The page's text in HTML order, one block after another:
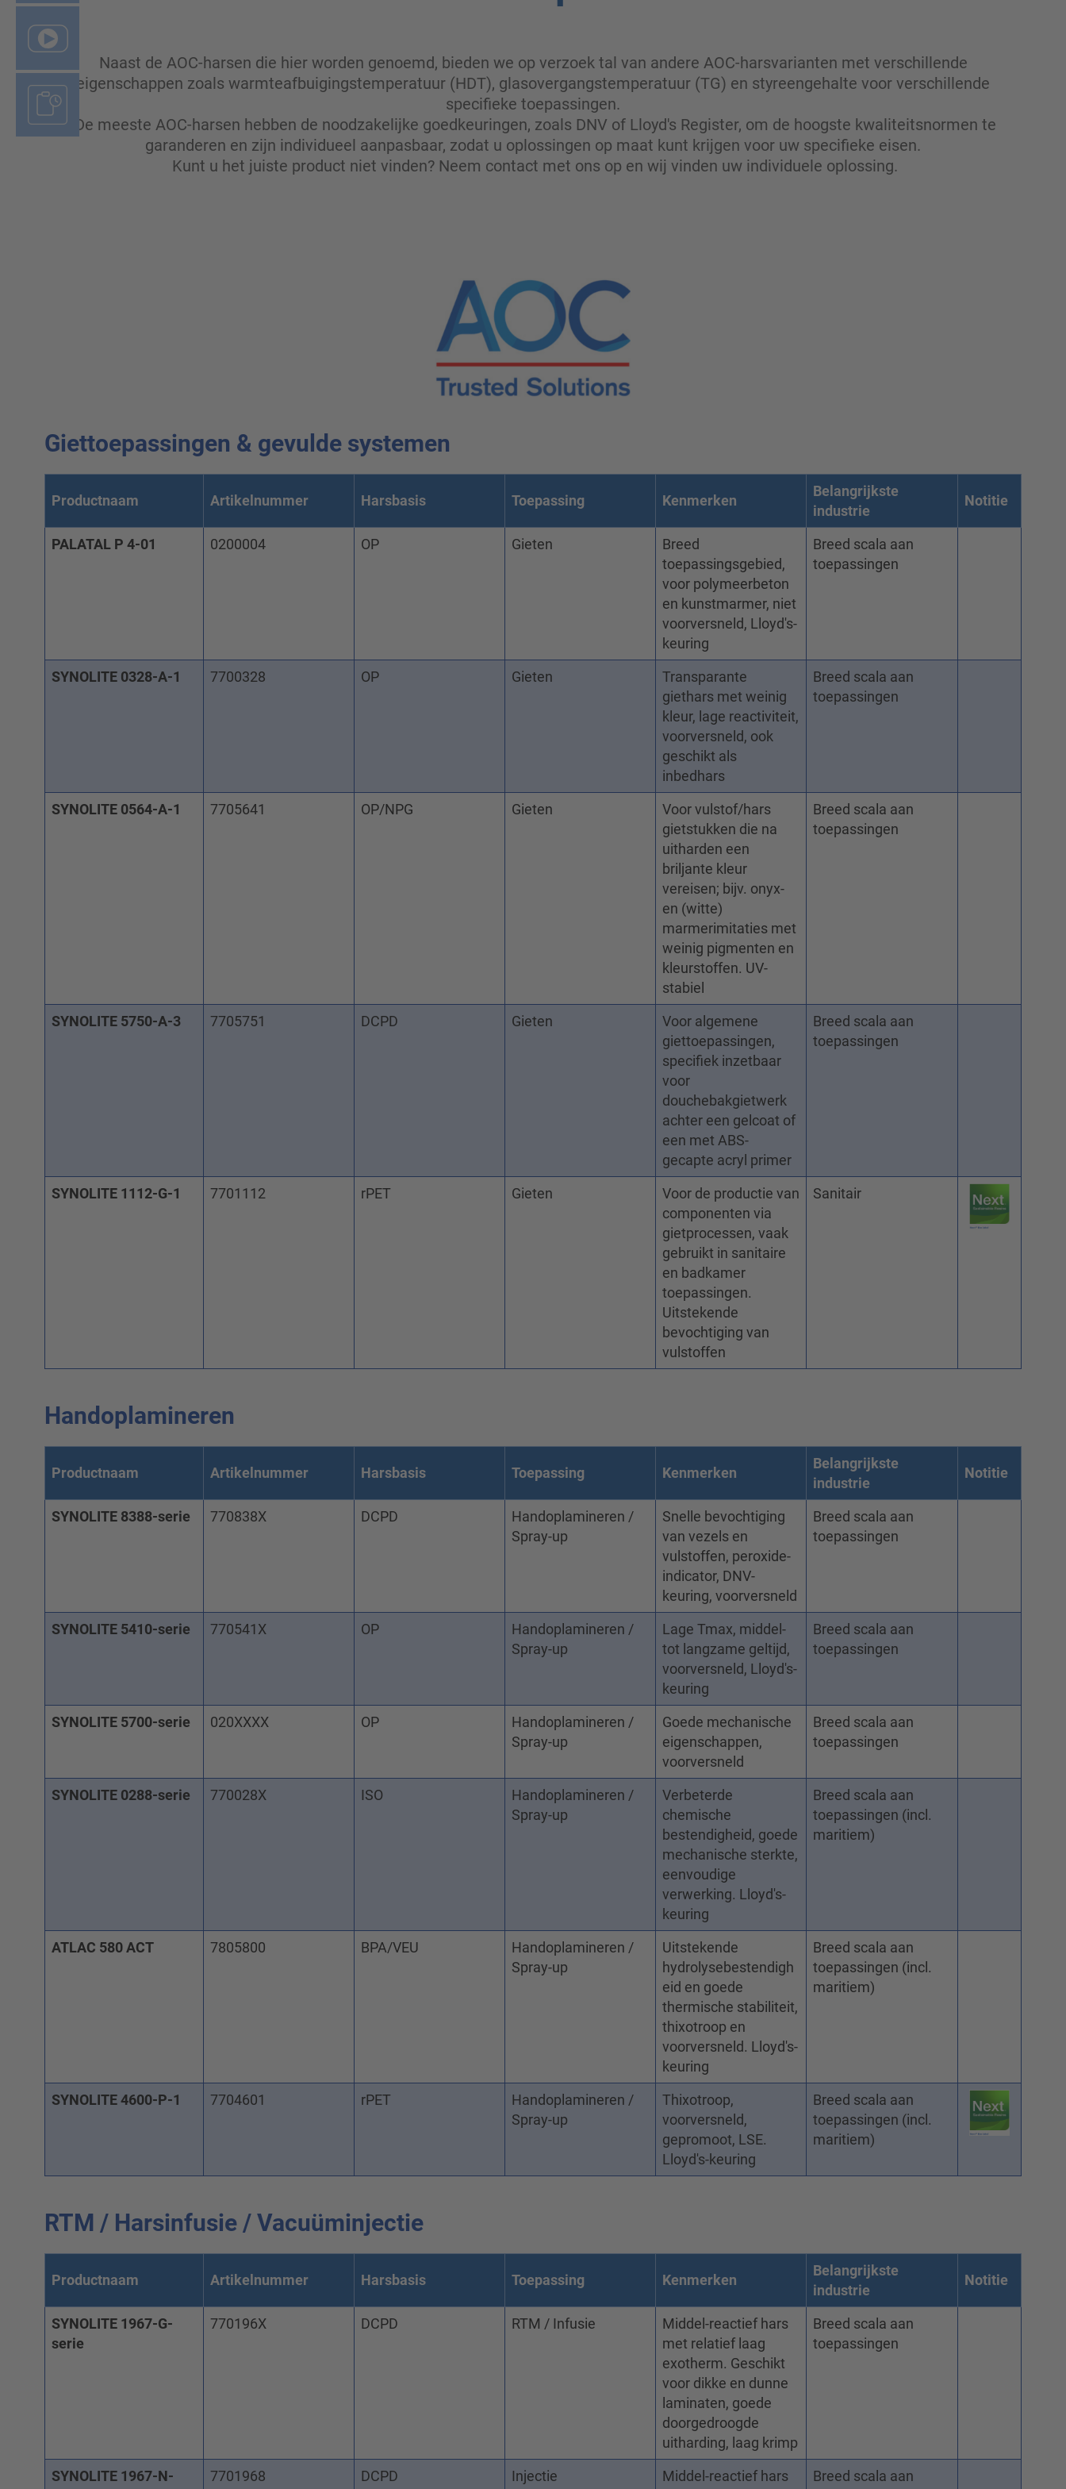
Naast de AOC-harsen die hier worden genoemd, bieden we op verzoek tal van andere AOC-harsvarianten met verschillende
eigenschappen zoals warmteafbuigingstemperatuur (HDT), glasovergangstemperatuur (TG) en styreengehalte voor verschillende
specifieke toepassingen.
De meeste AOC-harsen hebben de noodzakelijke goedkeuringen, zoals DNV of Lloyd's Register, om de hoogste kwaliteitsnormen te
garanderen en zijn individueel aanpasbaar, zodat u oplossingen op maat kunt krijgen voor uw specifieke eisen.
Kunt u het juiste product niet vinden? Neem contact met ons op en wij vinden uw individuele oplossing.
Giettoepassingen & gevulde systemen
Productnaam Artikelnummer Harsbasis Toepassing Kenmerken
Belangrijkste
industrie
Notitie
PALATAL P 4-01 0200004 OP Gieten
Breed
toepassingsgebied,
voor polymeerbeton
en kunstmarmer, niet
voorversneld, Lloyd's-
keuring
Breed scala aan
toepassingen
SYNOLITE 0328-A-1 7700328 OP Gieten
Transparante
giethars met weinig
kleur, lage reactiviteit,
voorversneld, ook
geschikt als
inbedhars
Breed scala aan
toepassingen
SYNOLITE 0564-A-1 7705641 OP/NPG Gieten
Voor vulstof/hars
gietstukken die na
uitharden een
briljante kleur
vereisen; bijv. onyx-
en (witte)
marmerimitaties met
weinig pigmenten en
kleurstoffen. UV-
stabiel
Breed scala aan
toepassingen
SYNOLITE 5750-A-3 7705751 DCPD Gieten
Voor algemene
giettoepassingen,
specifiek inzetbaar
voor
douchebakgietwerk
achter een gelcoat of
een met ABS-
gecapte acryl primer
Breed scala aan
toepassingen
SYNOLITE 1112-G-1 7701112 rPET Gieten
Voor de productie van
componenten via
gietprocessen, vaak
gebruikt in sanitaire
en badkamer
toepassingen.
Uitstekende
bevochtiging van
vulstoffen
Sanitair
Handoplamineren
Productnaam Artikelnummer Harsbasis Toepassing Kenmerken
Belangrijkste
industrie
Notitie
SYNOLITE 8388-serie 770838X DCPD
Handoplamineren /
Spray-up
Snelle bevochtiging
van vezels en
vulstoffen, peroxide-
indicator, DNV-
keuring, voorversneld
Breed scala aan
toepassingen
SYNOLITE 5410-serie 770541X OP
Handoplamineren /
Spray-up
Lage Tmax, middel-
tot langzame geltijd,
voorversneld, Lloyd's-
keuring
Breed scala aan
toepassingen
SYNOLITE 5700-serie 020XXXX OP
Handoplamineren /
Spray-up
Goede mechanische
eigenschappen,
voorversneld
Breed scala aan
toepassingen
SYNOLITE 0288-serie 770028X ISO
Handoplamineren /
Spray-up
Verbeterde
chemische
bestendigheid, goede
mechanische sterkte,
eenvoudige
verwerking. Lloyd's-
keuring
Breed scala aan
toepassingen (incl.
maritiem)
ATLAC 580 ACT 7805800 BPA/VEU
Handoplamineren /
Spray-up
Uitstekende
hydrolysebestendigh
eid en goede
thermische stabiliteit,
thixotroop en
voorversneld. Lloyd's-
keuring
Breed scala aan
toepassingen (incl.
maritiem)
SYNOLITE 4600-P-1 7704601 rPET
Handoplamineren /
Spray-up
Thixotroop,
voorversneld,
gepromoot, LSE.
Lloyd's-keuring
Breed scala aan
toepassingen (incl.
maritiem)
RTM / Harsinfusie / Vacuüminjectie
Productnaam Artikelnummer Harsbasis Toepassing Kenmerken
Belangrijkste
industrie
Notitie
SYNOLITE 1967-G-
serie
770196X DCPD RTM / Infusie
Middel-reactief hars
met relatief laag
exotherm. Geschikt
voor dikke en dunne
laminaten, goede
doorgedroogde
uitharding, laag krimp
Breed scala aan
toepassingen
SYNOLITE 1967-N-
7701968 DCPD Injectie
Middel-reactief hars
Breed scala aan